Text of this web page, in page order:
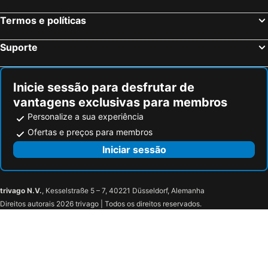
Hotel Suisse
Hôtel 3* Le Royal - Vacances Bleues
Hotel Ambassador Monaco
Splendid Hotel & Spa Nice
Holiday Inn Nice-Port St Laurent by IHG
Hôtel Normandie
Hôtel Le Seize, Nice Centre
Hotel Lou Castelet
Promotel
ULVF Le Domaine de l'Olivaie
Avocado Hôtel Restaurant
La Maison du Frene
Boutique Hôtel La Victoire - Vence centre
Termos e políticas
Suporte
Inicie sessão para desfrutar de
vantagens exclusivas para membros
Personalize a sua experiência
Ofertas e preços para membros
Iniciar sessão
trivago N.V., Kesselstraße 5 – 7, 40221 Düsseldorf, Alemanha
Direitos autorais 2026 trivago | Todos os direitos reservados.